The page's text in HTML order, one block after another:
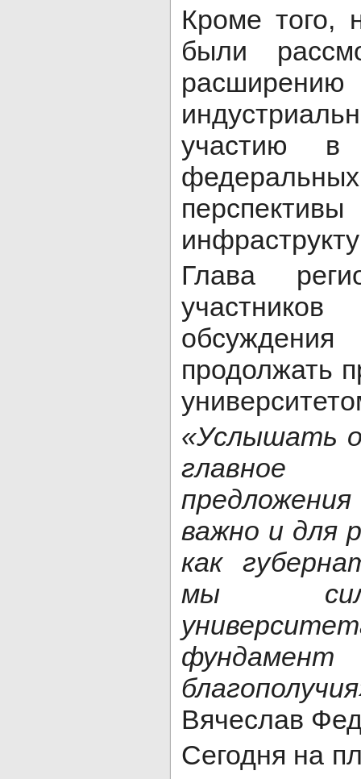
Кроме того,
были
расширению
участию в
Глава
продолжать
«Услышать
главное
важно и для
как
мы
фундамент
Вячеслав
Сегодня на